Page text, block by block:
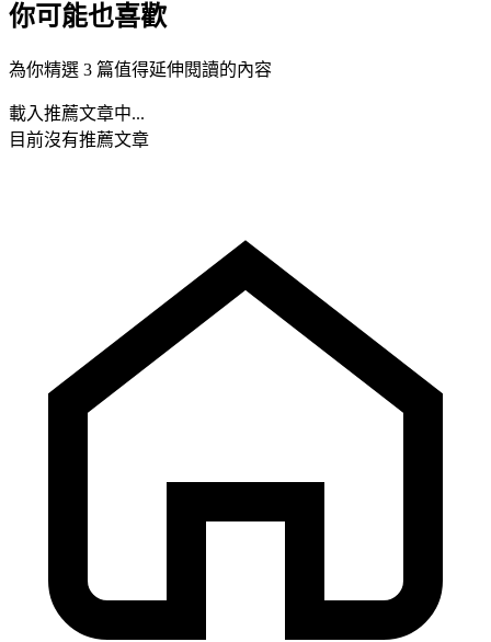
你可能也喜歡
為你精選 3 篇值得延伸閱讀的內容
載入推薦文章中...
目前沒有推薦文章